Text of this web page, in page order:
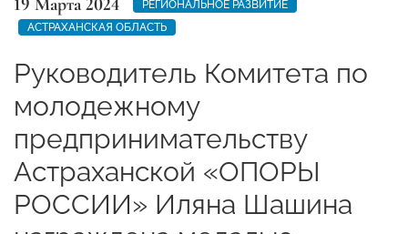
РЕГИОНАЛЬНОЕ РАЗВИТИЕ
АСТРАХАНСКАЯ ОБЛАСТЬ
Руководитель Комитета по
молодежному
предпринимательству
Астраханской «ОПОРЫ
РОССИИ» Иляна Шашина